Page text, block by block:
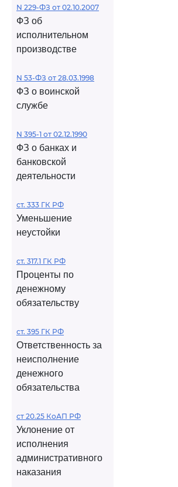
N 229-ФЗ от 02.10.2007
ФЗ об
исполнительном
производстве
N 53-ФЗ от 28.03.1998
ФЗ о воинской
службе
N 395-1 от 02.12.1990
ФЗ о банках и
банковской
деятельности
ст. 333 ГК РФ
Уменьшение
неустойки
ст. 317.1 ГК РФ
Проценты по
денежному
обязательству
ст. 395 ГК РФ
Ответственность за
неисполнение
денежного
обязательства
ст 20.25 КоАП РФ
Уклонение от
исполнения
административного
наказания